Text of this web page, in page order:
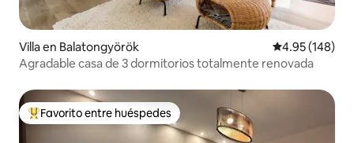
Villa en Balatongyörök Calificación
4.95 (148)
Agradable casa de 3 dormitorios totalmente renovada
Favorito entre huéspedes preferido
Favorito entre huéspedes